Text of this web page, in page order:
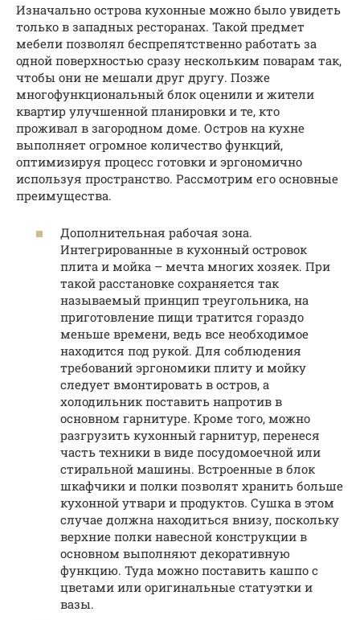
Изначально острова кухонные можно было увидеть
только в западных ресторанах. Такой предмет
мебели позволял беспрепятственно работать за
одной поверхностью сразу нескольким поварам так,
чтобы они не мешали друг другу. Позже
многофункциональный блок оценили и жители
квартир улучшенной планировки и те, кто
проживал в загородном доме. Остров на кухне
выполняет огромное количество функций,
оптимизируя процесс готовки и эргономично
используя пространство. Рассмотрим его основные
преимущества.
Дополнительная рабочая зона.
Интегрированные в кухонный островок
плита и мойка – мечта многих хозяек. При
такой расстановке сохраняется так
называемый принцип треугольника, на
приготовление пищи тратится гораздо
меньше времени, ведь все необходимое
находится под рукой. Для соблюдения
требований эргономики плиту и мойку
следует вмонтировать в остров, а
холодильник поставить напротив в
основном гарнитуре. Кроме того, можно
разгрузить кухонный гарнитур, перенеся
часть техники в виде посудомоечной или
стиральной машины. Встроенные в блок
шкафчики и полки позволят хранить больше
кухонной утвари и продуктов. Сушка в этом
случае должна находиться внизу, поскольку
верхние полки навесной конструкции в
основном выполняют декоративную
функцию. Туда можно поставить кашпо с
цветами или оригинальные статуэтки и
вазы.